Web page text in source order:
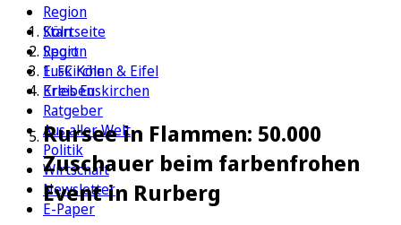
Region
Köln
Sport
1. FC Köln
Erleben
Ratgeber
Aus aller Welt
Politik
Wirtschaft
Newsletter
E-Paper
Startseite
Region
Euskirchen & Eifel
Kreis Euskirchen
Rursee in Flammen: 50.000
Zuschauer beim farbenfrohen
Event in Rurberg